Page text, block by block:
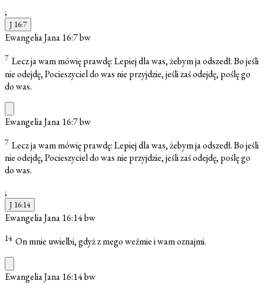
;
J 16:7
Ewangelia Jana 16:7bw
7 Lecz ja wam mówię prawdę: Lepiej dla was, żebym ja odszedł. Bo jeśli
nie odejdę, Pocieszyciel do was nie przyjdzie, jeśli zaś odejdę, poślę go
do was.
Ewangelia Jana 16:7bw
7 Lecz ja wam mówię prawdę: Lepiej dla was, żebym ja odszedł. Bo jeśli
nie odejdę, Pocieszyciel do was nie przyjdzie, jeśli zaś odejdę, poślę go
do was.
;
J 16:14
Ewangelia Jana 16:14bw
14 On mnie uwielbi, gdyż z mego weźmie i wam oznajmi.
Ewangelia Jana 16:14bw